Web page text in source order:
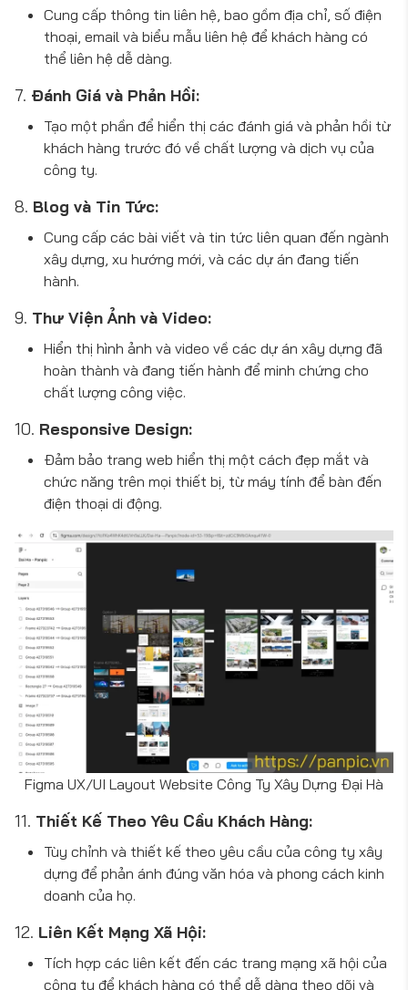
Cung cấp thông tin liên hệ, bao gồm địa chỉ, số điện
thoại, email và biểu mẫu liên hệ để khách hàng có
thể liên hệ dễ dàng.
7. Đánh Giá và Phản Hồi:
Tạo một phần để hiển thị các đánh giá và phản hồi từ
khách hàng trước đó về chất lượng và dịch vụ của
công ty.
8. Blog và Tin Tức:
Cung cấp các bài viết và tin tức liên quan đến ngành
xây dựng, xu hướng mới, và các dự án đang tiến
hành.
9. Thư Viện Ảnh và Video:
Hiển thị hình ảnh và video về các dự án xây dựng đã
hoàn thành và đang tiến hành để minh chứng cho
chất lượng công việc.
10. Responsive Design:
Đảm bảo trang web hiển thị một cách đẹp mắt và
chức năng trên mọi thiết bị, từ máy tính để bàn đến
điện thoại di động.
Figma UX/UI Layout Website Công Ty Xây Dựng Đại Hà
11. Thiết Kế Theo Yêu Cầu Khách Hàng:
Tùy chỉnh và thiết kế theo yêu cầu của công ty xây
dựng để phản ánh đúng văn hóa và phong cách kinh
doanh của họ.
12. Liên Kết Mạng Xã Hội:
Tích hợp các liên kết đến các trang mạng xã hội của
công ty để khách hàng có thể dễ dàng theo dõi và